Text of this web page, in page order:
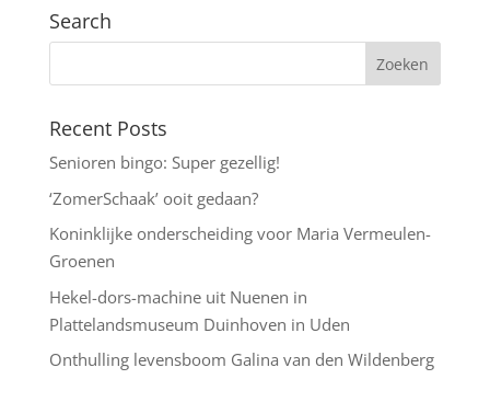
Search
Recent Posts
Senioren bingo: Super gezellig!
‘ZomerSchaak’ ooit gedaan?
Koninklijke onderscheiding voor Maria Vermeulen-
Groenen
Hekel-dors-machine uit Nuenen in
Plattelandsmuseum Duinhoven in Uden
Onthulling levensboom Galina van den Wildenberg